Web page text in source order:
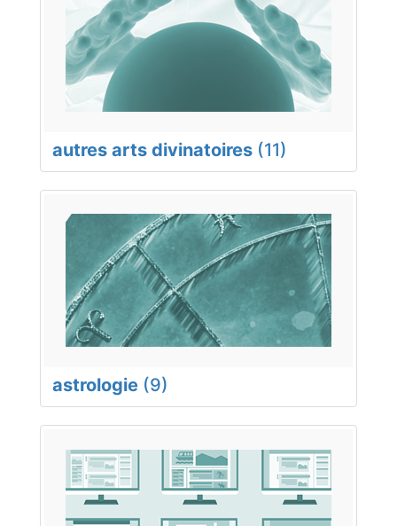
autres arts divinatoires (11)
astrologie (9)